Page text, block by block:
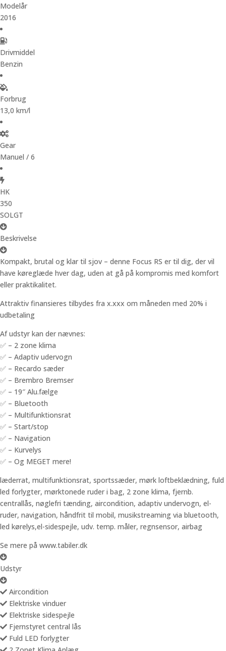
Modelår
2016
Drivmiddel
Benzin
Forbrug
13,0 km/l
Gear
Manuel / 6
HK
350
SOLGT
Beskrivelse
Kompakt, brutal og klar til sjov – denne Focus RS er til dig, der vil
have køreglæde hver dag, uden at gå på kompromis med komfort
eller praktikalitet.
Attraktiv finansieres tilbydes fra x.xxx om måneden med 20% i
udbetaling
Af udstyr kan der nævnes:
✅ – 2 zone klima
✅ – Adaptiv udervogn
✅ – Recardo sæder
✅ – Brembro Bremser
✅ – 19″ Alu.fælge
✅ – Bluetooth
✅ – Multifunktionsrat
✅ – Start/stop
✅ – Navigation
✅ – Kurvelys
✅ – Og MEGET mere!
læderrat, multifunktionsrat, sportssæder, mørk loftbeklædning, fuld
led forlygter, mørktonede ruder i bag, 2 zone klima, fjernb.
centrallås, nøglefri tænding, aircondition, adaptiv undervogn, el-
ruder, navigation, håndfrit til mobil, musikstreaming via bluetooth,
led kørelys,el-sidespejle, udv. temp. måler, regnsensor, airbag
Se mere på www.tabiler.dk
Udstyr
Aircondition
Elektriske vinduer
Elektriske sidespejle
Fjernstyret central lås
Fuld LED forlygter